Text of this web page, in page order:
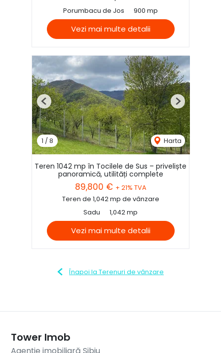
Porumbacu de Jos
900 mp
Vezi mai multe detalii
1 /8 Harta
Previous Next
Teren 1042 mp în Tocilele de Sus – priveliște
panoramică, utilități complete
89,800 € + 21% TVA
Teren de 1,042 mp de vânzare
Sadu
1,042 mp
Vezi mai multe detalii
Înapoi la Terenuri de vânzare
Tower Imob
Agenție imobiliară Sibiu